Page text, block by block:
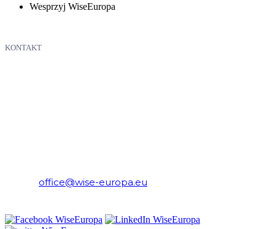
Wesprzyj WiseEuropa
KONTAKT
office@wise-europa.eu